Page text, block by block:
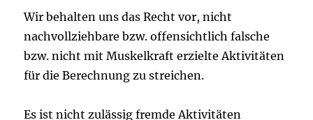
Wir behalten uns das Recht vor, nicht
nachvollziehbare bzw. offensichtlich falsche
bzw. nicht mit Muskelkraft erzielte Aktivitäten
für die Berechnung zu streichen.
Es ist nicht zulässig fremde Aktivitäten